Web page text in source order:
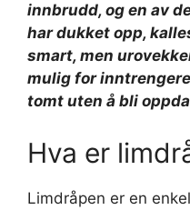
innbrudd, og en av
har dukket opp,
smart, men
mulig for
tomt uten å bli
Hva er
Limdråpen er en